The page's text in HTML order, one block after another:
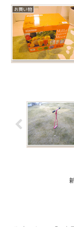
お買い物